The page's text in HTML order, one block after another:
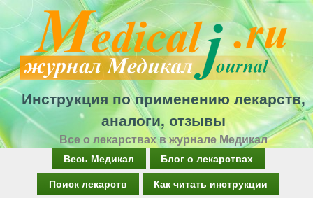
Перейти
к
основному
содержанию
Инструкция по применению лекарств,
аналоги, отзывы
Все о лекарствах в журнале Медикал
Весь Медикал
Блог о лекарствах
Поиск лекарств
Как читать инструкции